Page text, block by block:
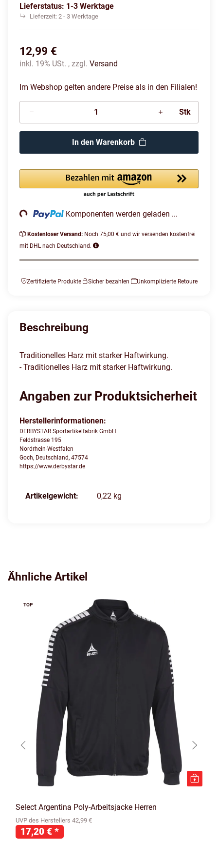
Lieferstatus: 1-3 Werktage
Lieferzeit: 2 - 3 Werktage
12,99 €
inkl. 19% USt. , zzgl. Versand
Im Webshop gelten andere Preise als in den Filialen!
Stk
In den Warenkorb
Loading... Komponenten werden geladen ...
Kostenloser Versand: Noch 75,00 € und wir versenden kostenfrei
mit DHL nach Deutschland.
Zertifizierte Produkte Sicher bezahlen Unkomplizierte Retoure
Beschreibung
Traditionelles Harz mit starker Haftwirkung.
- Traditionelles Harz mit starker Haftwirkung.
Angaben zur Produktsicherheit
Herstellerinformationen:
DERBYSTAR Sportartikelfabrik GmbH
Feldstrasse 195
Nordrhein-Westfalen
Goch, Deutschland, 47574
https://www.derbystar.de
Produkteigenschaft
Wert
Artikelgewicht: 0,22 kg
Ähnliche Artikel
TOP
Select Argentina Poly-Arbeitsjacke Herren
UVP des Herstellers 42,99 €
17,20 € *